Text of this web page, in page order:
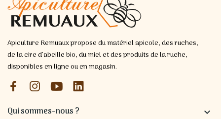
Apiculture Remuaux propose du matériel apicole, des ruches,
de la cire d’abeille bio, du miel et des produits de la ruche,
disponibles en ligne ou en magasin.
Qui sommes-nous ? 